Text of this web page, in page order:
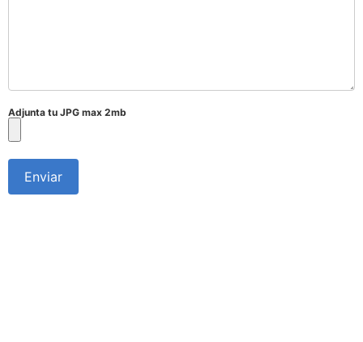
Adjunta tu JPG max 2mb